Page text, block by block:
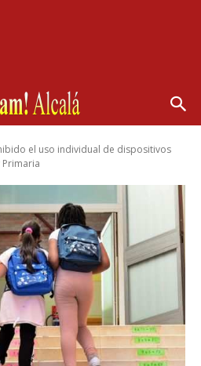
el uso individual de dispositivos
Primaria